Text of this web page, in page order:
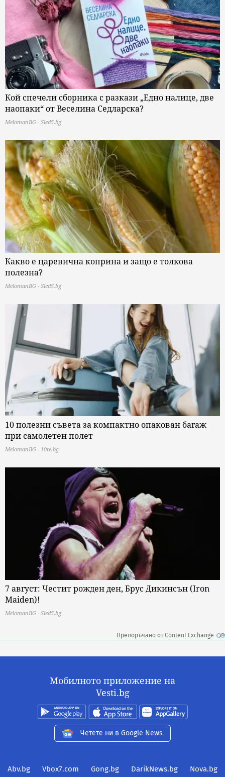
Кой спечели сборника с разкази „Едно налице, две
наопаки“ от Веселина Седларска?
MelomanBG - Sled5.bg
Какво е царевична коприна и защо е толкова
полезна?
MelomanBG - Sled5.bg
10 полезни съвета за компактно опакован багаж
при самолетен полет
MelomanBG - 10te.bg
7 август: Честит рожден ден, Брус Дикинсън (Iron
Maiden)!
MelomanBG - Sled5.bg
Препоръчано от Content Exchange
Мобилното приложение на
Vesti.bg
Четете ни в Google News
Abv.bg Vbox7.com Gong.bg DarikNews.bg Nova.bg